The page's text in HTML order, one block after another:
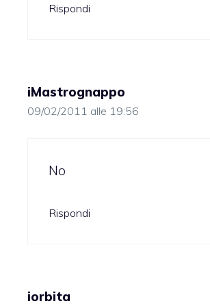
Rispondi
iMastrognappo
09/02/2011 alle 19:56
No
Rispondi
iorbita